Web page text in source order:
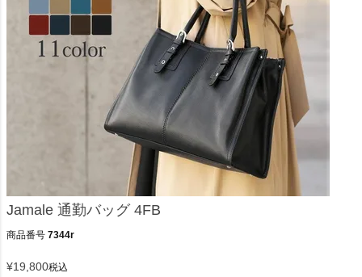
Jamale 通勤バッグ 4FB
商品番号 7344r
¥19,800税込